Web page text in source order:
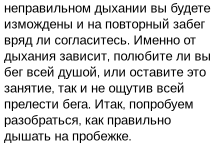
неправильном дыхании вы будете
измождены и на повторный забег
вряд ли согласитесь. Именно от
дыхания зависит, полюбите ли вы
бег всей душой, или оставите это
занятие, так и не ощутив всей
прелести бега. Итак, попробуем
разобраться, как правильно
дышать на пробежке.